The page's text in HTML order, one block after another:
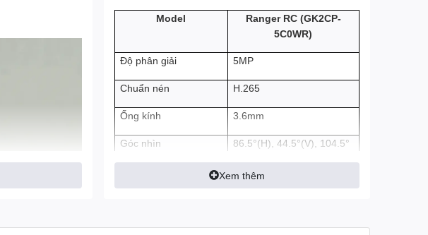
Model Ranger RC (GK2CP-
5C0WR)
Độ phân giải 5MP
Chuẩn nén H.265
Ống kính 3.6mm
Góc nhìn
86.5°(H), 44.5°(V), 104.5°
Xem thêm